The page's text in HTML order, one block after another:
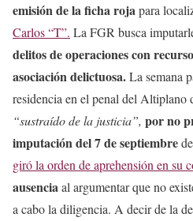
emisión de la ficha rojapara
Carlos “T”. La FGR busca
delitos de operaciones con
asociación delictuosa.La semana
residencia en el penal del Altiplano
“sustraído de la justicia”, por no
imputación del 7 de septiembre
giró la orden de aprehensión en su
ausenciaal argumentar que no
a cabo la diligencia. A decir de la